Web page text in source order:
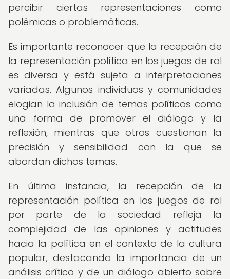
percibir ciertas representaciones como
polémicas o problemáticas.
Es importante reconocer que la recepción de
la representación política en los juegos de rol
es diversa y está sujeta a interpretaciones
variadas. Algunos individuos y comunidades
elogian la inclusión de temas políticos como
una forma de promover el diálogo y la
reflexión, mientras que otros cuestionan la
precisión y sensibilidad con la que se
abordan dichos temas.
En última instancia, la recepción de la
representación política en los juegos de rol
por parte de la sociedad refleja la
complejidad de las opiniones y actitudes
hacia la política en el contexto de la cultura
popular, destacando la importancia de un
análisis crítico y de un diálogo abierto sobre